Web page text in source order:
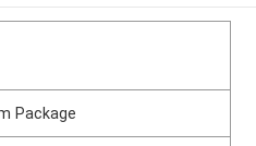
Package